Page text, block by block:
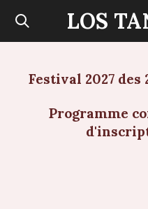
Passer
principal
LOS
Festival 2027 des
Programme